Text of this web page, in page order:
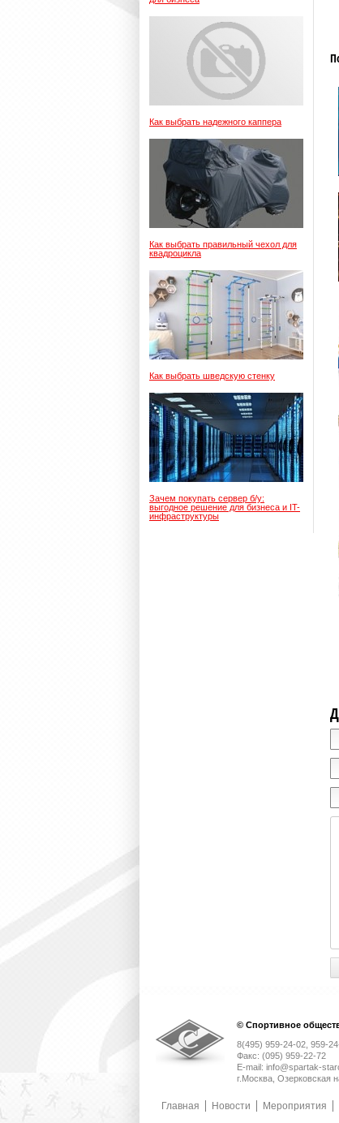
Как выбрать надежного каппера
Как выбрать правильный чехол для
квадроцикла
Как выбрать шведскую стенку
Зачем покупать сервер б/у:
выгодное решение для бизнеса и IT-
инфраструктуры
© Спортивное
8(495) 959-24-02, 959-
Факс: (095) 959-22-72
E-mail: info@spartak-
г.Москва, Озерковская
Главная Новости Мероприятия